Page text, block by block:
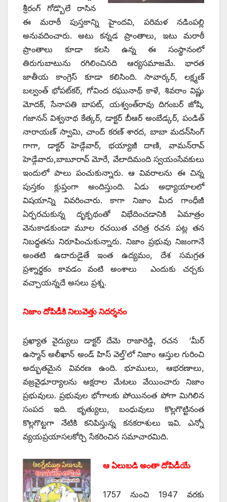
శ్రీ‌రంగ్‌ ‌గోడ్బొలే రాసిన
ఈ మరాఠీ పుస్తకాన్ని హైందవి, పరిమళ నడింపల్లి
అనువదించారు. అటు కన్నడ ప్రాంతాలు, ఇటు మరాఠీ
ప్రాంతాలు కూడా కలసి ఉన్న ఈ సంస్థానంలో
తిరుగుబాటును రగిలించినది ఆర్యసమాజమే. భారత
జాతీయ కాంగ్రెస్‌ ‌కూడా కలిసింది. సావార్కర్‌, ‌లక్ష్మణ్‌
‌బల్వంత్‌ ‌భోపట్‌కర్‌, ‌గోవింద రఘునాథ్‌ ‌కాళే, శివరాం విష్ణు
మోదక్‌, ‌సేనాపతి బాపట్‌, ‌యశ్వంత్‌రావు దిగంబర్‌ ‌జోషి,
గజానన్‌ ‌విశ్వనాథ కేత్కర్‌, ‌డాక్టర్‌ ‌బీఆర్‌ అం‌బేడ్కర్‌, ‌పండిత్‌
‌నారాయణ్‌ ‌స్వామి, చాంద్‌ ‌కరణ్‌ ‌శారద, బాబా మదన్‌సింగ్‌
‌గాగా, డాక్టర్‌ ‌హెడ్గేవార్‌, ‌భయ్యాజీ దాణి, వామన్‌రావ్‌
‌హెడ్గేవారు,బాబూరావ్‌ ‌మోరే, వేలాదిమంది స్వయంసేవకులు
ఇందులో పాలు పంచుకున్నారు. ఆ వివరాలను ఈ చిన్న
పుస్తకం క్లుప్తంగా అందిస్తుంది. ఏడు అధ్యాయాలలో
విషయాన్ని వివరించారు. కాగా నిజాం మీద గాంధీజీ
ఏర్పరచుకున్న దృక్పథంతో విభేదించడానికి ఏమాత్రం
వెనుకాడకుండా మూల రచయిత చరిత్ర రచన పట్ల తన
నిబద్ధతను నిరూపించుకున్నారు. నిజాం ప్రభువు నిజంగానే
అంతటి ఉదారుడైతే ఇంత ఉద్యమం, దేశ సమగ్రత
ప్రశ్నార్థకం కావడం వంటి అంశాలు ఎందుకు చర్చకు
వచ్చాయన్నదే అసలు ప్రశ్న.
నిజాం దోపిడీకి నిలువెత్తు నిదర్శనం
ప్రఖ్యాత వైద్యులు డాక్టర్‌ ‌దేమె రాజారెడ్డి, రచన ‘మీర్‌
ఉస్మాన్‌ అలీఖాన్‌ అం‌డ్‌ ‌హిస్‌ ‌వెల్త్’‌లో నిజాం ఆస్తుల గురించి
అద్భుతమైన వివరణ ఉంది. భూములు, ఆభరణాలు,
వజ్రవైఢూర్యాలను అక్షరాల మేటలు వేయించారు నిజాం
ప్రభువులు. ప్రభువుల భోగాలకు పోయినంత పోగా మిగిలిన
సంపద ఇది. భృత్యులు, బంధువులు కొల్లగొట్టినంత
కొల్లగొట్టగా నేటికి కనిపిస్తున్న కనకరాశులు ఇవి. ఎన్నో
వ్యయప్రయాసలకోర్చి సేకరించిన సమాచారమిది.
ఆ ఏలుబడి అంతా దోపిడీయే
1757 నుంచి 1947 వరకు